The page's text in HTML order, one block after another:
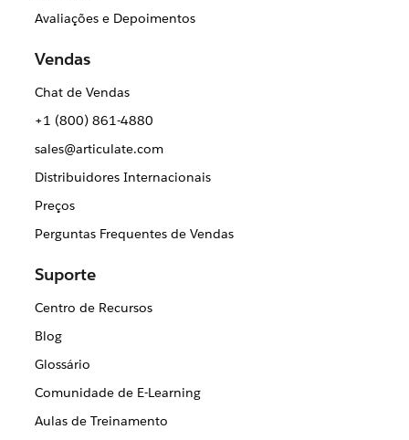
Avaliações e Depoimentos
Vendas
Chat de Vendas
+1 (800) 861-4880
sales@articulate.com
Distribuidores Internacionais
Preços
Perguntas Frequentes de Vendas
Suporte
Centro de Recursos
Blog
Glossário
Comunidade de E-Learning
Aulas de Treinamento